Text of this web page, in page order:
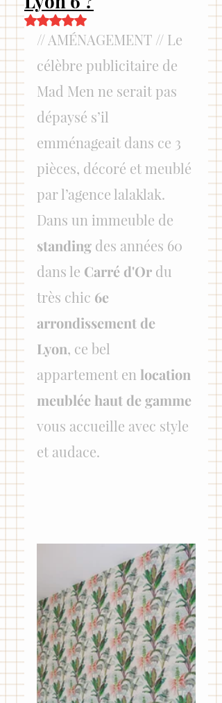
Noté NaN étoiles sur 5.
// AMÉNAGEMENT // Le
célèbre publicitaire de
Mad Men ne serait pas
dépaysé s’il
emménageait dans ce 3
pièces, décoré et meublé
par l’agence lalaklak.
Dans un immeuble de
standing des années 60
dans le Carré d'Or du
très chic 6e
arrondissement de
Lyon, ce bel
appartement en location
meublée haut de gamme
vous accueille avec style
et audace.